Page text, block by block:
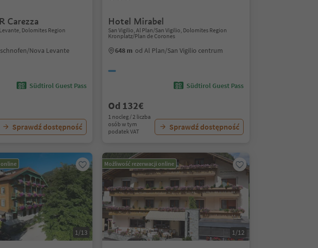
Carezza
Dolomites Region
Nova Levante
Südtirol Guest Pass
Sprawdź dostępność
Hotel Mirabel
San Vigilio, Al Plan/San Vigilio, Dolomites Region
Kronplatz/Plan de Corones
648 m od Al Plan/San Vigilio centrum
Südtirol Guest Pass
Od 132€
1 nocleg / 2 liczba
osób w tym
podatek VAT
Sprawdź dostępność
online
1/13
Możliwość rezerwacji online
1/12